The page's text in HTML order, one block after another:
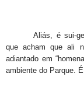
Aliás, é sui-
que acham que ali
adiantado em
ambiente do Parque.